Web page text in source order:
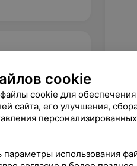
Дивизии, 50
и
cookie
cookie для обеспечения
сайта, его улучшения,
персонализированных
использования